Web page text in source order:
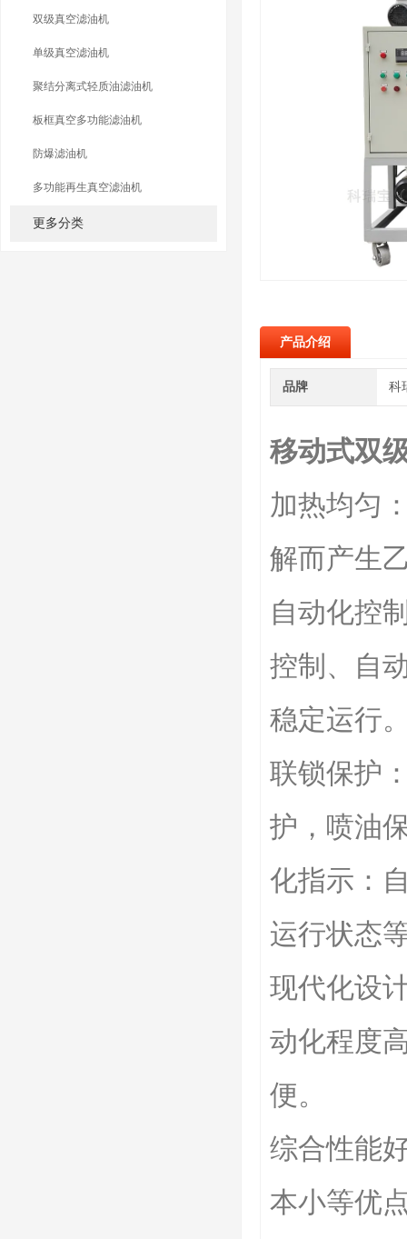
双级真空滤油机
单级真空滤油机
聚结分离式轻质油滤油机
板框真空多功能滤油机
防爆滤油机
多功能再生真空滤油机
更多分类
产品介绍
品牌 科
移动式双
加热均匀
解而产生
自动化控
控制、自
稳定运行
联锁保护
护，喷油
化指示：
运行状态
现代化设
动化程度
便。
综合性能
本小等优